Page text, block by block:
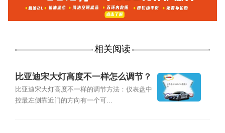
相关阅读
比亚迪宋大灯高度不一样怎么调节？
比亚迪宋大灯高度不一样的调节方法：仪表盘中
控最左侧靠近门的方向有一个可...